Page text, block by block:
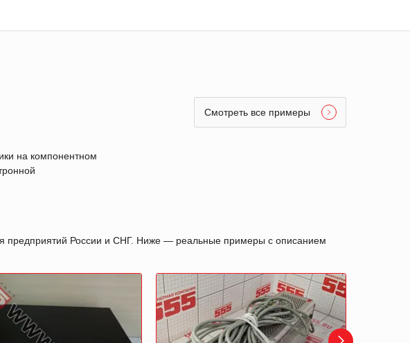
на компонентном
Смотреть все примеры
предприятий России и СНГ. Ниже — реальные примеры с описанием